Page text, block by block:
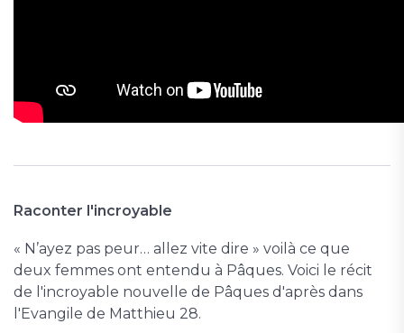
Raconter l'incroyable
« N’ayez pas peur… allez vite dire » voilà ce que
deux femmes ont entendu à Pâques. Voici le récit
de l'incroyable nouvelle de Pâques d'après dans
l'Evangile de Matthieu 28.